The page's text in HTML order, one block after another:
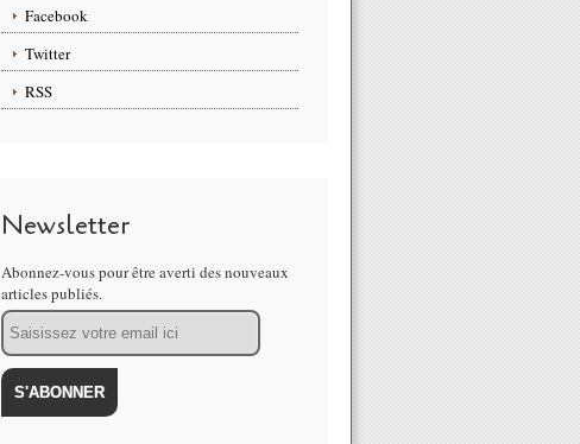
Facebook
Twitter
RSS
Newsletter
Abonnez-vous pour être averti des nouveaux
articles publiés.
Email